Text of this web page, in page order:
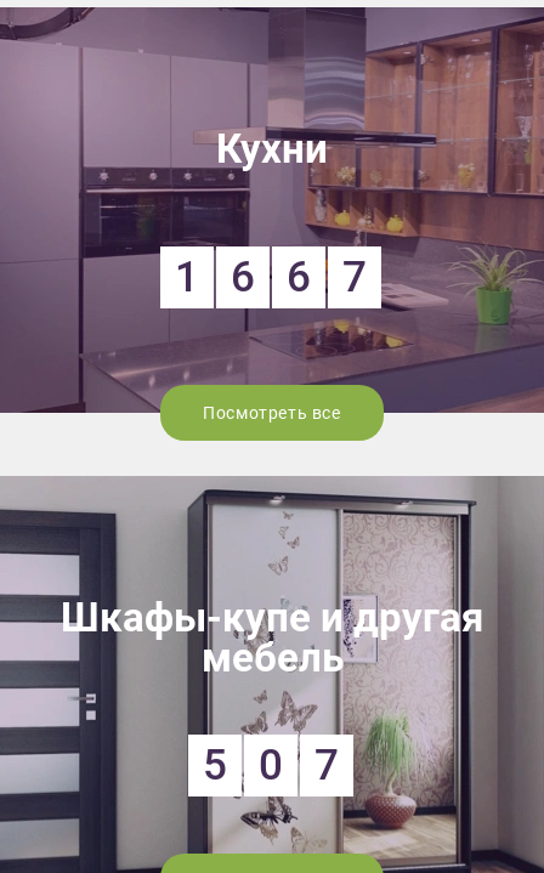
Кухни
1 6 6 7
Посмотреть все
Шкафы-купе и другая
мебель
5 0 7